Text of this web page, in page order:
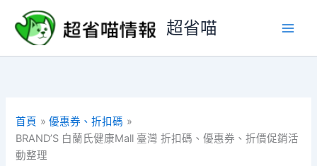
要
超省喵
首頁
優惠券、折扣碼
BRAND’S 白蘭氏健康Mall 臺灣 折扣碼、優惠券、折價促銷活
動整理